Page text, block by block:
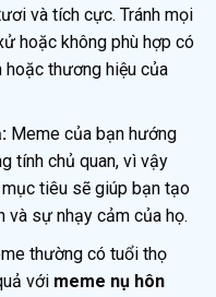
và tích cực. Tránh mọi
hoặc không phù hợp có
hoặc thương hiệu của
Meme của bạn hướng
tính chủ quan, vì vậy
tiêu sẽ giúp bạn tạo
và sự nhạy cảm của họ.
thường có tuổi thọ
với meme nụ hôn